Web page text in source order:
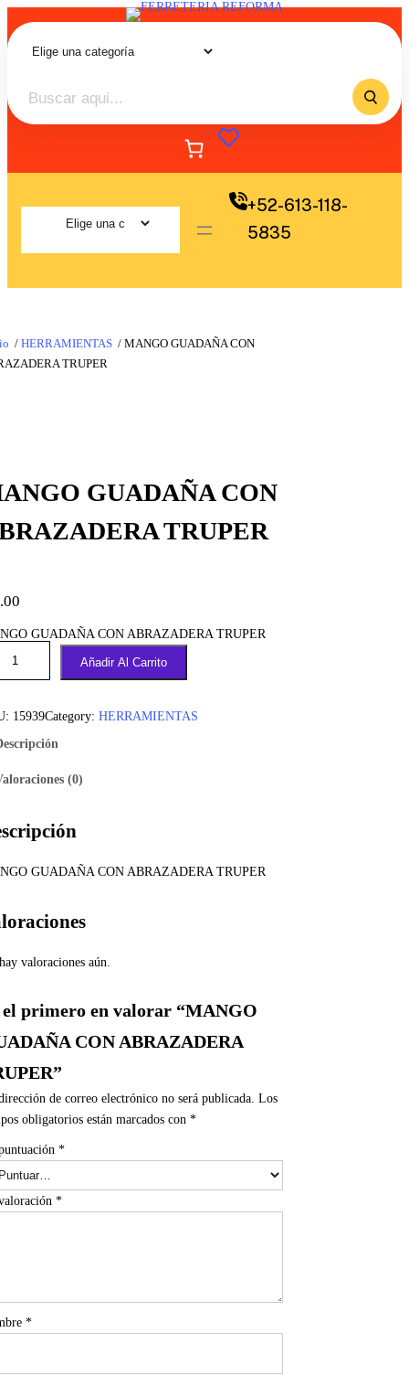
+52-613-118-
5835
/ HERRAMIENTAS / MANGO GUADAÑA CON
TRUPER
GUADAÑA CON
TRUPER
GUADAÑA CON ABRAZADERA TRUPER
Añadir Al Carrito
15939Category: HERRAMIENTAS
(0)
GUADAÑA CON ABRAZADERA TRUPER
valoraciones aún.
el primero en valorar “MANGO
CON ABRAZADERA
de correo electrónico no será publicada. Los
obligatorios están marcados con *
*
*
*